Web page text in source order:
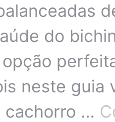
do
neste guia
cachorro …